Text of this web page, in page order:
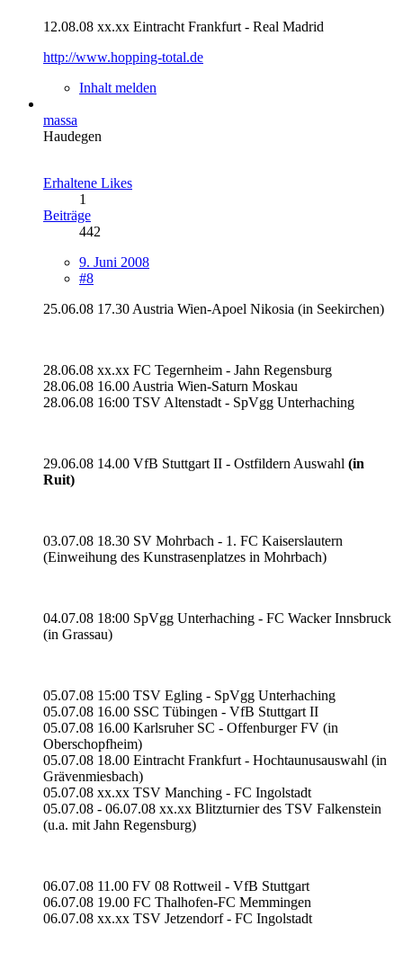
12.08.08 xx.xx Eintracht Frankfurt - Real Madrid
http://www.hopping-total.de
Inhalt melden
massa
Haudegen
Erhaltene Likes
1
Beiträge
442
9. Juni 2008
#8
25.06.08 17.30 Austria Wien-Apoel Nikosia (in Seekirchen)
28.06.08 xx.xx FC Tegernheim - Jahn Regensburg
28.06.08 16.00 Austria Wien-Saturn Moskau
28.06.08 16:00 TSV Altenstadt - SpVgg Unterhaching
29.06.08 14.00 VfB Stuttgart II - Ostfildern Auswahl (in
Ruit)
03.07.08 18.30 SV Mohrbach - 1. FC Kaiserslautern
(Einweihung des Kunstrasenplatzes in Mohrbach)
04.07.08 18:00 SpVgg Unterhaching - FC Wacker Innsbruck
(in Grassau)
05.07.08 15:00 TSV Egling - SpVgg Unterhaching
05.07.08 16.00 SSC Tübingen - VfB Stuttgart II
05.07.08 16.00 Karlsruher SC - Offenburger FV (in
Oberschopfheim)
05.07.08 18.00 Eintracht Frankfurt - Hochtaunusauswahl (in
Grävenmiesbach)
05.07.08 xx.xx TSV Manching - FC Ingolstadt
05.07.08 - 06.07.08 xx.xx Blitzturnier des TSV Falkenstein
(u.a. mit Jahn Regensburg)
06.07.08 11.00 FV 08 Rottweil - VfB Stuttgart
06.07.08 19.00 FC Thalhofen-FC Memmingen
06.07.08 xx.xx TSV Jetzendorf - FC Ingolstadt